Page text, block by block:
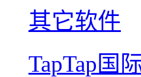
其它软件
TapTap国